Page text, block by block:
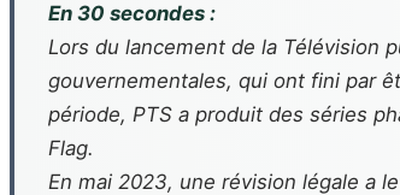
En 30 secondes :
Lors du lancement de la Télévision
gouvernementales, qui ont fini par
période, PTS a produit des séries
Flag.
En mai 2023, une révision légale a